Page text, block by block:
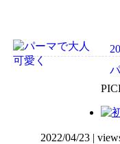
2022/04/23 |